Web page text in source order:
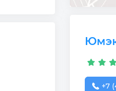
+7
+7